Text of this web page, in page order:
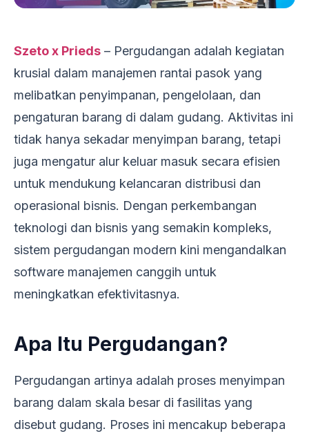
Szeto x Prieds – Pergudangan adalah kegiatan
krusial dalam manajemen rantai pasok yang
melibatkan penyimpanan, pengelolaan, dan
pengaturan barang di dalam gudang. Aktivitas ini
tidak hanya sekadar menyimpan barang, tetapi
juga mengatur alur keluar masuk secara efisien
untuk mendukung kelancaran distribusi dan
operasional bisnis. Dengan perkembangan
teknologi dan bisnis yang semakin kompleks,
sistem pergudangan modern kini mengandalkan
software manajemen canggih untuk
meningkatkan efektivitasnya.
Apa Itu Pergudangan?
Pergudangan artinya adalah proses menyimpan
barang dalam skala besar di fasilitas yang
disebut gudang. Proses ini mencakup beberapa